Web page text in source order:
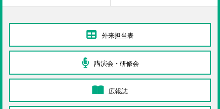
外来担当表
講演会・研修会
広報誌